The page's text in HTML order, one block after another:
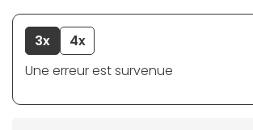
3x
4x
Une erreur est survenue